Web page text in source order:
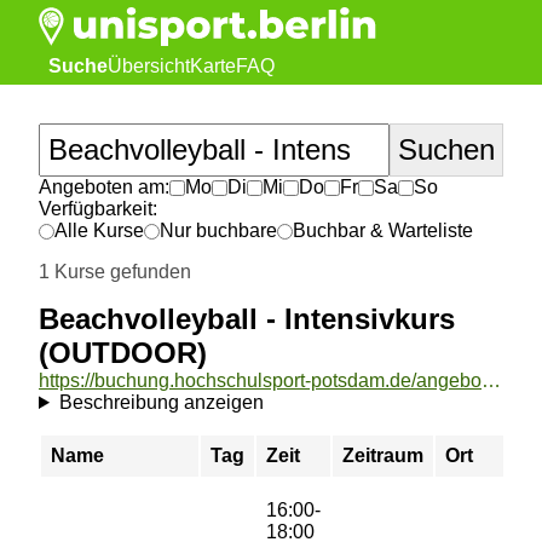
SucheÜbersichtKarteFAQ
Angeboten am: Mo Di Mi Do Fr Sa
So
Verfügbarkeit:
Alle Kurse
Nur buchbare
Buchbar & Warteliste
1 Kurse gefunden
Beachvolleyball - Intensivkurs
(OUTDOOR)
https://buchung.hochschulsport-potsdam.de/angebote/aktueller_zeitraum/_Beachvolleyball_-_Intensivkurs__OUTDOOR_.html
Beschreibung anzeigen
Name Tag Zeit Zeitraum Ort
16:00-
18:00